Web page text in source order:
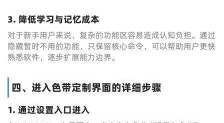
3. 降低学习与记忆成本
对于新手用户来说，复杂的功能区容易造成认知负担。通过
隐藏暂时不用的功能，只保留核心命令，可以帮助用户更快
熟悉软件，逐步扩展能力边界。
四、进入色带定制界面的详细步骤
1. 通过设置入口进入